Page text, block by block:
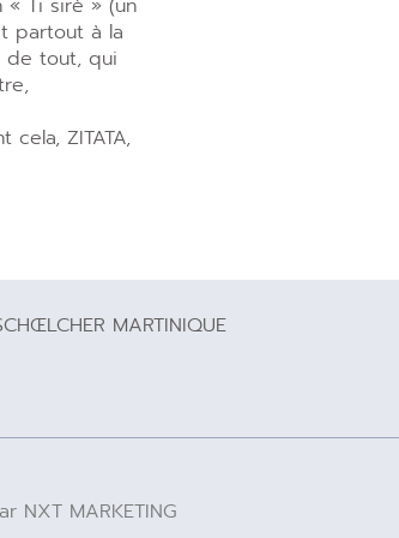
« Ti sirè » (un
partout à la
de tout, qui
cela, ZITATA,
MARTINIQUE
MARKETING